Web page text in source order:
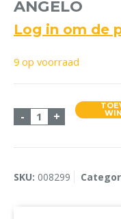
ANGELO
Log in om de
9 op voorraad
- Deksel LCRO-
+
SKU: 008299